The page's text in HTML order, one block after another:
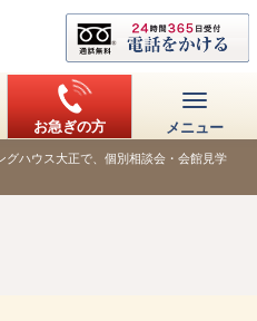
お急ぎの方 メニュー
グハウス大正で、個別相談会・会館見学